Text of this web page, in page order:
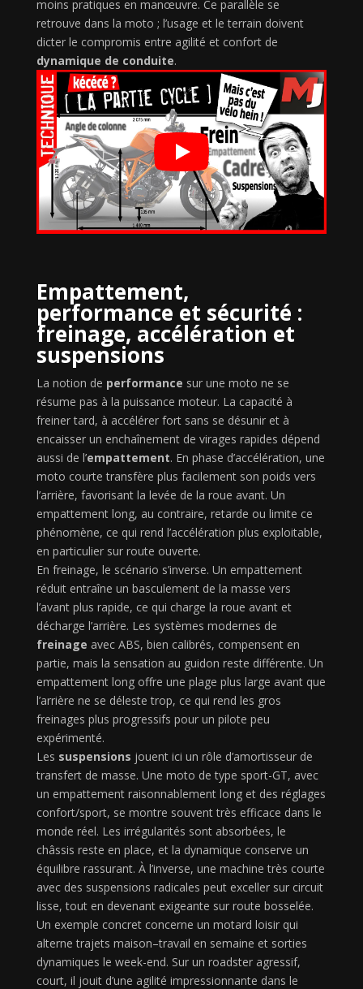
moins pratiques en manœuvre. Ce parallèle se
retrouve dans la moto ; l’usage et le terrain doivent
dicter le compromis entre agilité et confort de
dynamique de conduite.
Empattement,
performance et sécurité :
freinage, accélération et
suspensions
La notion de performance sur une moto ne se
résume pas à la puissance moteur. La capacité à
freiner tard, à accélérer fort sans se désunir et à
encaisser un enchaînement de virages rapides dépend
aussi de l’empattement. En phase d’accélération, une
moto courte transfère plus facilement son poids vers
l’arrière, favorisant la levée de la roue avant. Un
empattement long, au contraire, retarde ou limite ce
phénomène, ce qui rend l’accélération plus exploitable,
en particulier sur route ouverte.
En freinage, le scénario s’inverse. Un empattement
réduit entraîne un basculement de la masse vers
l’avant plus rapide, ce qui charge la roue avant et
décharge l’arrière. Les systèmes modernes de
freinage avec ABS, bien calibrés, compensent en
partie, mais la sensation au guidon reste différente. Un
empattement long offre une plage plus large avant que
l’arrière ne se déleste trop, ce qui rend les gros
freinages plus progressifs pour un pilote peu
expérimenté.
Les suspensions jouent ici un rôle d’amortisseur de
transfert de masse. Une moto de type sport-GT, avec
un empattement raisonnablement long et des réglages
confort/sport, se montre souvent très efficace dans le
monde réel. Les irrégularités sont absorbées, le
châssis reste en place, et la dynamique conserve un
équilibre rassurant. À l’inverse, une machine très courte
avec des suspensions radicales peut exceller sur circuit
lisse, tout en devenant exigeante sur route bosselée.
Un exemple concret concerne un motard loisir qui
alterne trajets maison–travail en semaine et sorties
dynamiques le week-end. Sur un roadster agressif,
court, il jouit d’une agilité impressionnante dans le